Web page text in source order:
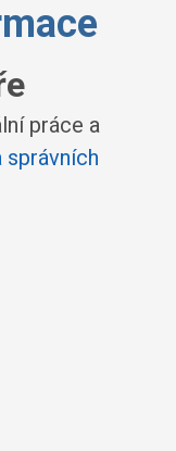
práce a
správních